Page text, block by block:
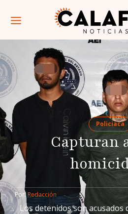
Policiaca
Capturan
Por: Redacción
Los detenidos son acusados